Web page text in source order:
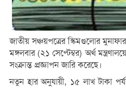
জাতীয় সঞ্চয়পত্রের স্কিমগুলোর
মঙ্গলবার (২১ সেপ্টেম্বর) অর্থ
সংক্রান্ত প্রজ্ঞাপন জারি করেছে।
নতুন হার অনুযায়ী, ১৫ লাখ টাকা